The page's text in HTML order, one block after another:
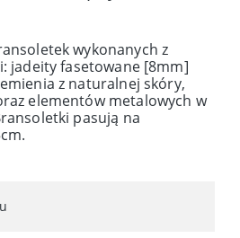
wykonanych z
jadeity fasetowane [8mm]
z naturalnej skóry,
elementów metalowych w
pasują na